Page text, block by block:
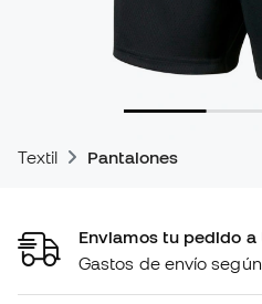
Textil Pantalones
Enviamos tu pedido
Gastos de envío